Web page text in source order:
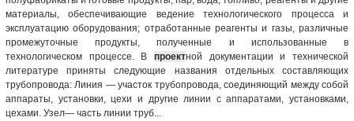
материалы, обеспечивающие ведение технологического процесса и
эксплуатацию оборудования; отработанные реагенты и газы, различные
промежуточные продукты, полученные и использованные в
технологическом процессе. В проектной документации и технической
литературе приняты следующие названия отдельных составляющих
трубопровода: Линия — участок трубопровода, соединяющий между собой
аппараты, установки, цехи и другие линии с аппаратами, установками,
цехами. Узел— часть линии труб...